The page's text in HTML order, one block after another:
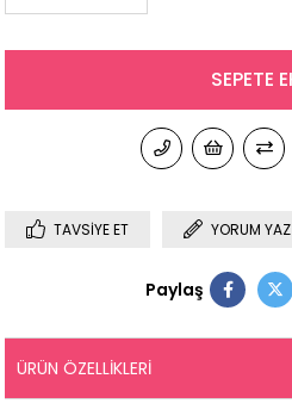
TAVSIYE ET YORUM YAZ
Paylaş
ÜRÜN ÖZELLIKLERI